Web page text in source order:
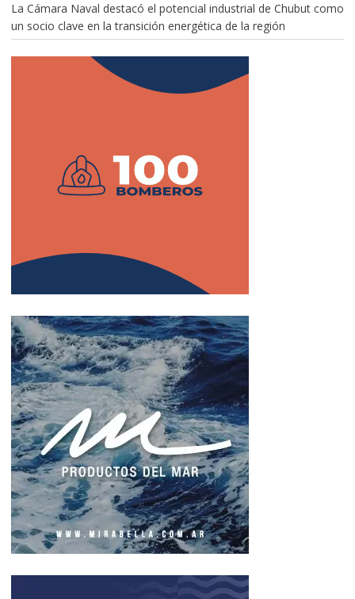
La Cámara Naval destacó el potencial industrial de Chubut como
un socio clave en la transición energética de la región